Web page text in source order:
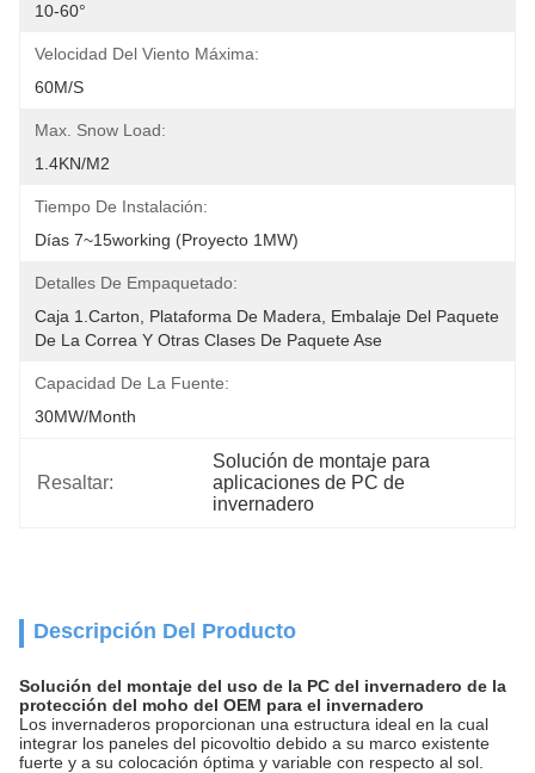
10-60°
Velocidad Del Viento Máxima:
60M/S
Max. Snow Load:
1.4KN/m2
Tiempo De Instalación:
Días 7~15working (proyecto 1MW)
Detalles De Empaquetado:
Caja 1.Carton, Plataforma De Madera, Embalaje Del Paquete
De La Correa Y Otras Clases De Paquete Ase
Capacidad De La Fuente:
30MW/month
Resaltar:
Solución de montaje para
aplicaciones de PC de
invernadero
Descripción Del Producto
Solución del montaje del uso de la PC del invernadero de la
protección del moho del OEM para el invernadero
Los invernaderos proporcionan una estructura ideal en la cual
integrar los paneles del picovoltio debido a su marco existente
fuerte y a su colocación óptima y variable con respecto al sol.